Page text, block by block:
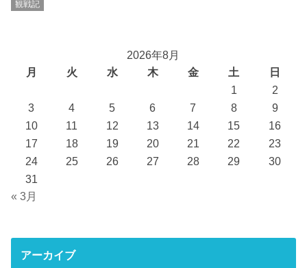
観戦記
2026年8月
月
火 水 木 金 土
日
1
2
3
4 5 6 7 8
9
10
11 12 13 14 15
16
17
18 19 20 21 22
23
24
25 26 27 28 29
30
31
« 3月
アーカイブ